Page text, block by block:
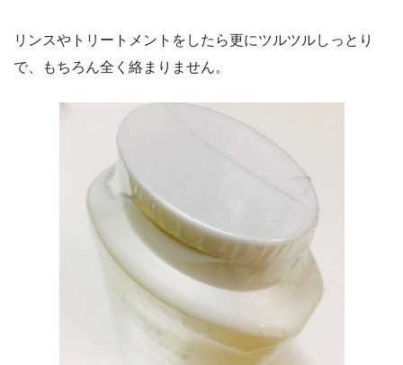
リンスやトリートメントをしたら更にツルツルしっとり
で、もちろん全く絡まりません。